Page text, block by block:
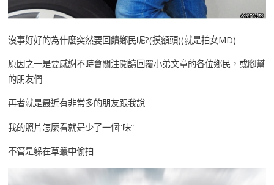
沒事好好的為什麼突然要回饋鄉民呢?(摸額頭)(就是拍女MD)
原因之一是要感謝不時會關注閱讀回覆小弟文章的各位鄉民，或腳幫
的朋友們
再者就是最近有非常多的朋友跟我說
我的照片怎麼看就是少了一個”味”
不管是躲在草叢中偷拍